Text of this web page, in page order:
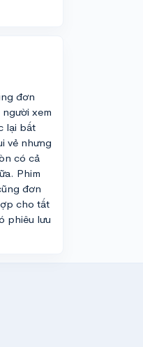
đơn
xem
lại bất
vẻ nhưng
có cả
Phim
đơn
cho tất
phiêu lưu